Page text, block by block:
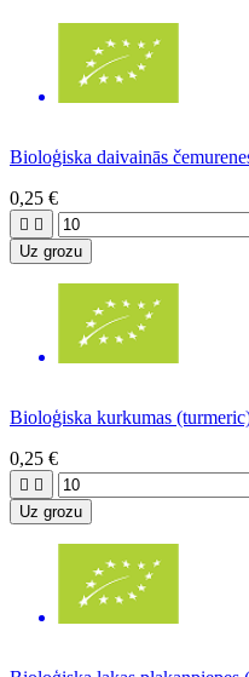
Bioloģiska daivainās
0,25 €
 
Uz grozu
Bioloģiska kurkumas
0,25 €
 
Uz grozu